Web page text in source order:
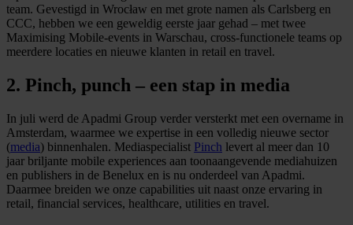
team. Gevestigd in Wrocław en met grote namen als Carlsberg en
CCC, hebben we een geweldig eerste jaar gehad – met twee
Maximising Mobile‑events in Warschau, cross‑functionele teams op
meerdere locaties en nieuwe klanten in retail en travel.
2. Pinch, punch – een stap in media
In juli werd de Apadmi Group verder versterkt met een overname in
Amsterdam, waarmee we expertise in een volledig nieuwe sector
(media) binnenhalen. Mediaspecialist Pinch levert al meer dan 10
jaar briljante mobile experiences aan toonaangevende mediahuizen
en publishers in de Benelux en is nu onderdeel van Apadmi.
Daarmee breiden we onze capabilities uit naast onze ervaring in
retail, financial services, healthcare, utilities en travel.